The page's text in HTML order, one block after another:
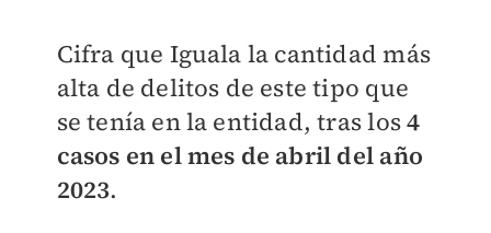
Cifra que Iguala la cantidad más
alta de delitos de este tipo que
se tenía en la entidad, tras los4
casos en el mes de abril del año
2023.